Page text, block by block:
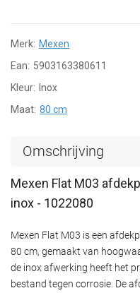
Merk: Mexen
Ean: 5903163380611
Kleur: Inox
Maat: 80 cm
Omschrijving
Mexen Flat M03
inox - 1022080
Mexen Flat M03 is een
80 cm, gemaakt van
de inox afwerking heeft het
bestand tegen corrosie. De